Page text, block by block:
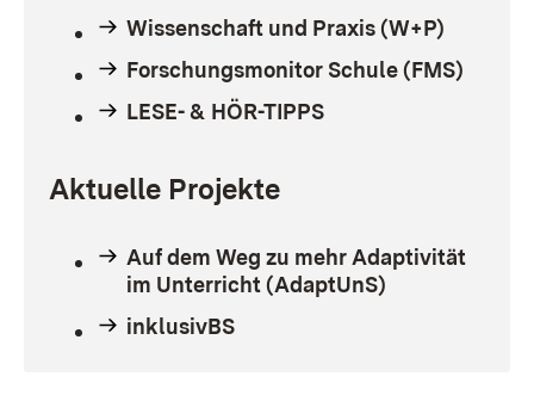
Wissenschaft und Praxis (W+P)
Forschungsmonitor Schule (FMS)
LESE- & HÖR-TIPPS
Aktuelle Projekte
Auf dem Weg zu mehr Adaptivität
im Unterricht (AdaptUnS)
inklusivBS